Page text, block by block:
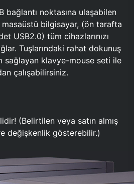
bağlantı noktasına ulaşabilen
bilgisayar, (ön tarafta
USB2.0) tüm cihazlarınızı
Tuşlarındaki rahat dokunuş
sağlayan klavye-mouse seti ile
çalışabilirsiniz.
(Belirtilen veya satın almış
değişkenlik gösterebilir.)